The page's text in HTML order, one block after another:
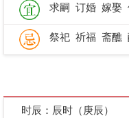
求嗣 订婚 嫁娶
祭祀 祈福 斋醮
时辰：辰时（庚辰）